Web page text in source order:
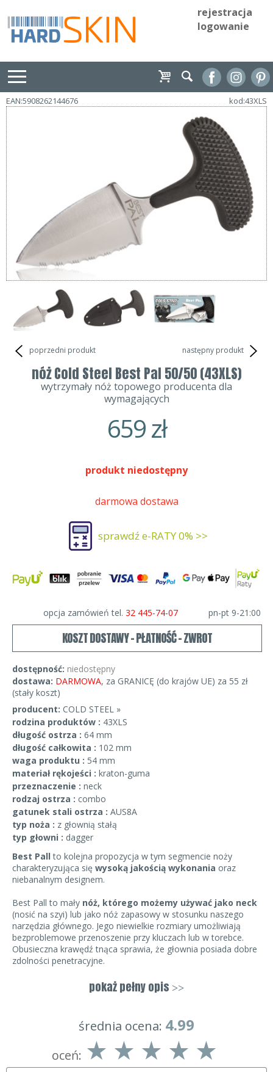
rejestracja
logowanie
EAN:5908262144676 kod:43XLS
poprzedni produkt następny produkt
nóż Cold Steel Best Pal 50/50 (43XLS)
wytrzymały nóż topowego producenta dla
wymagających
659zł
produkt niedostępny
darmowa dostawa
sprawdź e-RATY 0% >>
opcja zamówień tel. 32 445-74-07 pn-pt 9-21:00
KOSZT DOSTAWY - PŁATNOŚĆ - ZWROT
dostępność: niedostępny
dostawa: DARMOWA, za GRANICĘ (do krajów UE) za 55 zł
(stały koszt)
producent: COLD STEEL »
rodzina produktów : 43XLS
długość ostrza : 64 mm
długość całkowita : 102 mm
waga produktu : 54 mm
materiał rękojeści : kraton-guma
przeznaczenie : neck
rodzaj ostrza : combo
gatunek stali ostrza : AUS8A
typ noża : z głownią stałą
typ głowni : dagger
Best Pallto kolejna propozycja w tym segmencie noży
charakteryzująca się wysoką jakością wykonania oraz
niebanalnym designem.
Best Pall to mały nóż, którego możemy używać jako neck
(nosić na szyi) lub jako nóż zapasowy w stosunku naszego
narzędzia głównego. Jego niewielkie rozmiary umożliwiają
bezproblemowe przenoszenie przy kluczach lub w torebce.
Obusieczna krawędź tnąca sprawia, że głownia posiada dobre
zdolności penetracyjne.
wykonana z japońskiej stali AUS 8A
dobrze trzyma ostrość i pozwala się dość łatwo naostrzyć.
Bezpieczna rękojeść pozwala użytkownikowi na otwarcie dłoni
i jednoczesne zachowanie pełnej kontroli nad nożem.
Nóż dobrze sprawdzi się podczas codziennej pracy np. na
magazynie gdzie trzeba otwierać pudła, a następnie podpisać
dokument (można to zrobić bez wyjmowania noża z dłoni!)
pokaż pełny opis >>
średnia ocena: 4.99
oceń: